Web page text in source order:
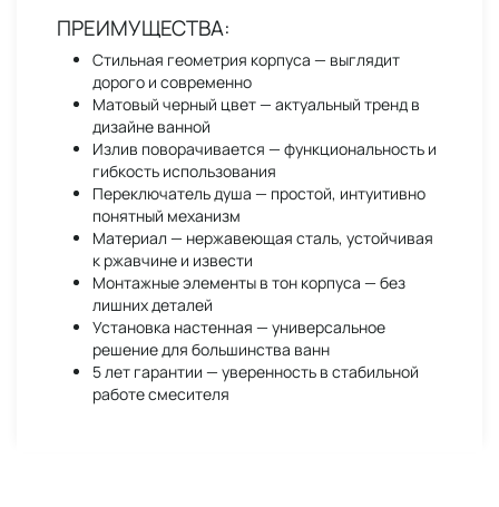
ПРЕИМУЩЕСТВА:
Стильная геометрия корпуса — выглядит
дорого и современно
Матовый черный цвет — актуальный тренд в
дизайне ванной
Излив поворачивается — функциональность и
гибкость использования
Переключатель душа — простой, интуитивно
понятный механизм
Материал — нержавеющая сталь, устойчивая
к ржавчине и извести
Монтажные элементы в тон корпуса — без
лишних деталей
Установка настенная — универсальное
решение для большинства ванн
5 лет гарантии — уверенность в стабильной
работе смесителя